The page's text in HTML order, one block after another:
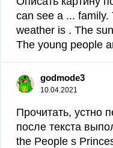
can see a ...
weather is . The
The young people
godmode3
10.04.2021
Прочитать, устно
после текста
the People s